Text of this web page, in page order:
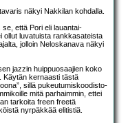
näkyi Nakkilan kohdalla.
että Pori eli lauantai-
ollut luvatuista rankkasateista
jolloin Neloskanava näkyi
jazzin huippuosaajien koko
Käytän kernaasti tästä
sillä pukeutumiskoodisto-
mitä parhaimmin, ettei
tarkoita freen freetä
nyrpäkkää elitistiä.